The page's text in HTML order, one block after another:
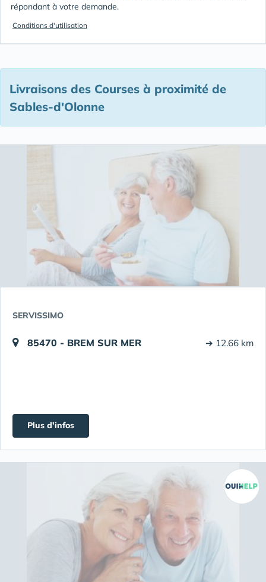
répondant à votre demande.
Conditions d'utilisation
Livraisons des Courses à proximité de
Sables-d'Olonne
SERVISSIMO
85470 - BREM SUR MER ➔ 12.66 km
Plus d'infos